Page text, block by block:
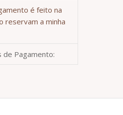
é feito na
reservam a minha
de Pagamento: